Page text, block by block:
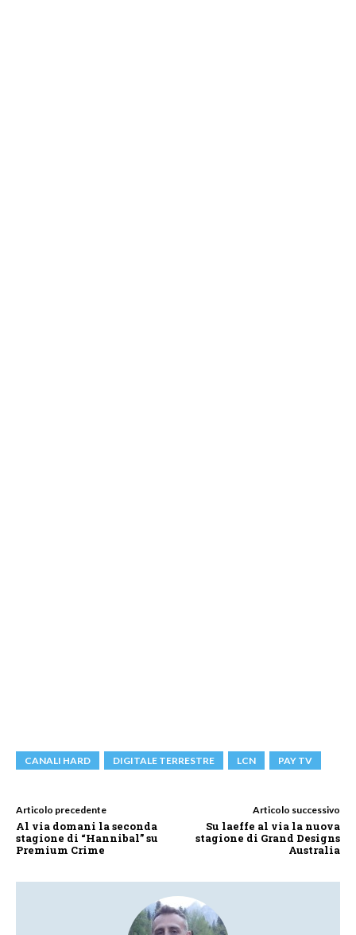
CANALI HARD DIGITALE TERRESTRE LCN PAY TV
Articolo precedente
Al via domani la seconda
stagione di “Hannibal” su
Premium Crime
Articolo successivo
Su laeffe al via la nuova
stagione di Grand Designs
Australia